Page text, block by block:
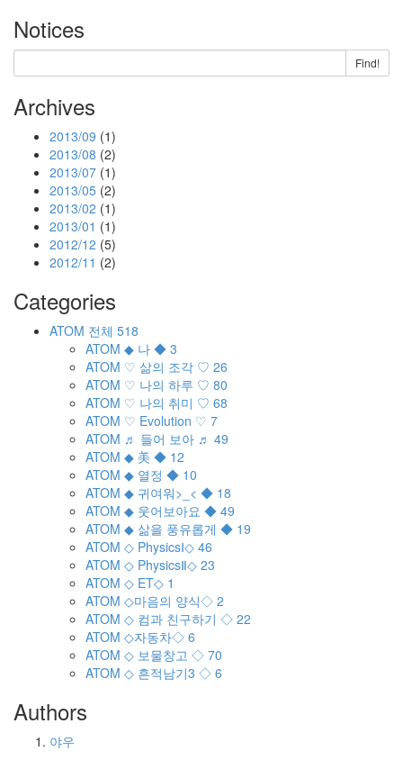
Notices
Find!
Archives
2013/09 (1)
2013/08 (2)
2013/07 (1)
2013/05 (2)
2013/02 (1)
2013/01 (1)
2012/12 (5)
2012/11 (2)
Categories
ATOM 전체 518
ATOM ◆ 나 ◆ 3
ATOM ♡ 삶의 조각 ♡ 26
ATOM ♡ 나의 하루 ♡ 80
ATOM ♡ 나의 취미 ♡ 68
ATOM ♡ Evolution ♡ 7
ATOM ♬ 들어 보아 ♬ 49
ATOM ◆ 美 ◆ 12
ATOM ◆ 열정 ◆ 10
ATOM ◆ 귀여워>_< ◆ 18
ATOM ◆ 웃어보아요 ◆ 49
ATOM ◆ 삶을 풍유롭게 ◆ 19
ATOM ◇ PhysicsⅠ◇ 46
ATOM ◇ PhysicsⅡ◇ 23
ATOM ◇ ET◇ 1
ATOM ◇마음의 양식◇ 2
ATOM ◇ 컴과 친구하기 ◇ 22
ATOM ◇자동차◇ 6
ATOM ◇ 보물창고 ◇ 70
ATOM ◇ 흔적남기3 ◇ 6
Authors
야우